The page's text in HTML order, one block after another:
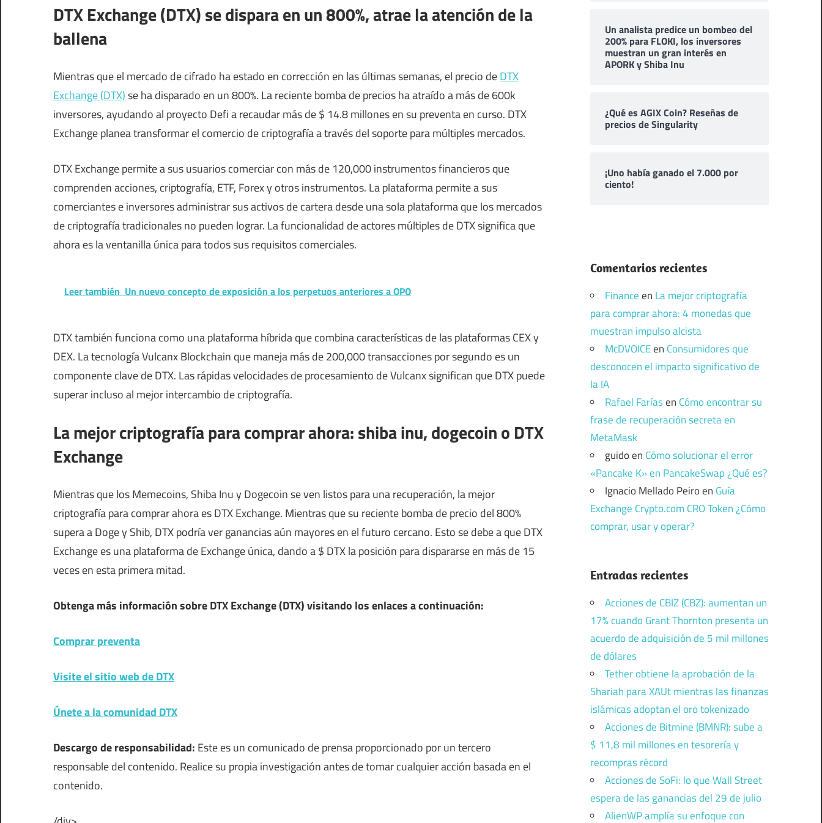
DTX Exchange (DTX) se dispara en un 800%, atrae la atención de la
ballena
Mientras que el mercado de cifrado ha estado en corrección en las últimas semanas, el precio deDTX
Exchange (DTX)se ha disparado en un 800%. La reciente bomba de precios ha atraído a más de 600k
inversores, ayudando al proyecto Defi a recaudar más de $ 14.8 millones en su preventa en curso. DTX
Exchange planea transformar el comercio de criptografía a través del soporte para múltiples mercados.
DTX Exchange permite a sus usuarios comerciar con más de 120,000 instrumentos financieros que
comprenden acciones, criptografía, ETF, Forex y otros instrumentos. La plataforma permite a sus
comerciantes e inversores administrar sus activos de cartera desde una sola plataforma que los mercados
de criptografía tradicionales no pueden lograr. La funcionalidad de actores múltiples de DTX significa que
ahora es la ventanilla única para todos sus requisitos comerciales.
Leer también Un nuevo concepto de exposición a los perpetuos anteriores a OPO
DTX también funciona como una plataforma híbrida que combina características de las plataformas CEX y
DEX. La tecnología Vulcanx Blockchain que maneja más de 200,000 transacciones por segundo es un
componente clave de DTX. Las rápidas velocidades de procesamiento de Vulcanx significan que DTX puede
superar incluso al mejor intercambio de criptografía.
La mejor criptografía para comprar ahora: shiba inu, dogecoin o DTX
Exchange
Mientras que los Memecoins, Shiba Inu y Dogecoin se ven listos para una recuperación, la mejor
criptografía para comprar ahora es DTX Exchange. Mientras que su reciente bomba de precio del 800%
supera a Doge y Shib, DTX podría ver ganancias aún mayores en el futuro cercano. Esto se debe a que DTX
Exchange es una plataforma de Exchange única, dando a $ DTX la posición para dispararse en más de 15
veces en esta primera mitad.
Obtenga más información sobre DTX Exchange (DTX) visitando los enlaces a continuación:
Comprar preventa
Visite el sitio web de DTX
Únete a la comunidad DTX
Descargo de responsabilidad: Este es un comunicado de prensa proporcionado por un tercero
responsable del contenido. Realice su propia investigación antes de tomar cualquier acción basada en el
contenido.
Un analista predice un bombeo del
200% para FLOKI, los inversores
muestran un gran interés en
APORK y Shiba Inu
¿Qué es AGIX Coin? Reseñas de
precios de Singularity
¡Uno había ganado el 7.000 por
ciento!
Comentarios recientes
Financeen La mejor criptografía
para comprar ahora: 4 monedas que
muestran impulso alcista
McDVOICEen Consumidores que
desconocen el impacto significativo de
la IA
Rafael Faríasen Cómo encontrar su
frase de recuperación secreta en
MetaMask
guidoen Cómo solucionar el error
«Pancake K» en PancakeSwap ¿Qué es?
Ignacio Mellado Peiroen Guía
Exchange Crypto.com CRO Token ¿Cómo
comprar, usar y operar?
Entradas recientes
Acciones de CBIZ (CBZ): aumentan un
17% cuando Grant Thornton presenta un
acuerdo de adquisición de 5 mil millones
de dólares
Tether obtiene la aprobación de la
Shariah para XAUt mientras las finanzas
islámicas adoptan el oro tokenizado
Acciones de Bitmine (BMNR): sube a
$ 11,8 mil millones en tesorería y
recompras récord
Acciones de SoFi: lo que Wall Street
espera de las ganancias del 29 de julio
AlienWP amplía su enfoque con